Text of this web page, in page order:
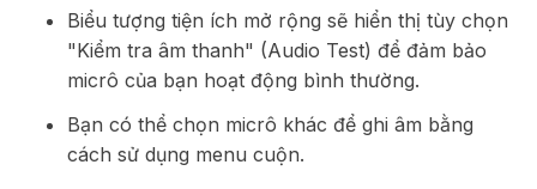
Biểu tượng tiện ích mở rộng sẽ hiển thị tùy chọn
"Kiểm tra âm thanh" (Audio Test) để đảm bảo
micrô của bạn hoạt động bình thường.
Bạn có thể chọn micrô khác để ghi âm bằng
cách sử dụng menu cuộn.